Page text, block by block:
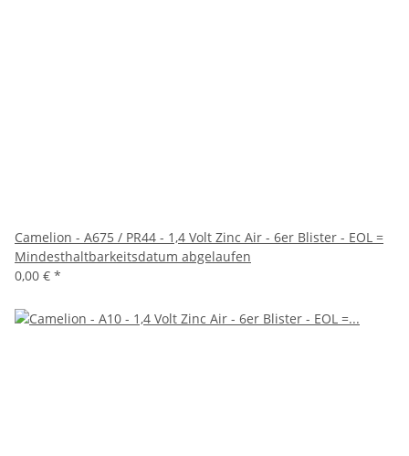
Camelion - A675 / PR44 - 1,4 Volt Zinc Air - 6er Blister - EOL =
Mindesthaltbarkeitsdatum abgelaufen
0,00 € *